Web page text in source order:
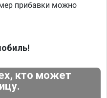
прибавки можно
кто может